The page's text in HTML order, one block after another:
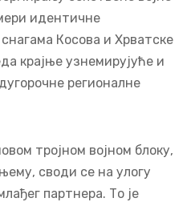
идентичне
Косова и Хрватске
крајње узнемирујуће и
регионалне
тројном војном блоку,
своди се на улогу
партнера. То је